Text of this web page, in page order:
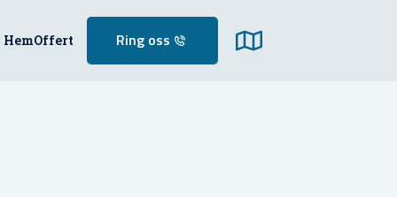
HemOffert Ring oss